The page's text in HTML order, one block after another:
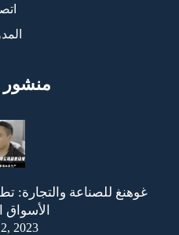
غوهنغ للصناعة والتجارة:
الأسواق
2023